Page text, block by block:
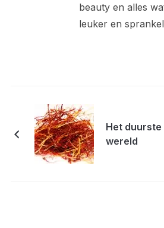
beauty en alles
leuker en
Het
wereld